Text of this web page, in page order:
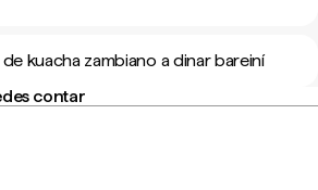
kuacha zambiano a dinar bareiní
contar